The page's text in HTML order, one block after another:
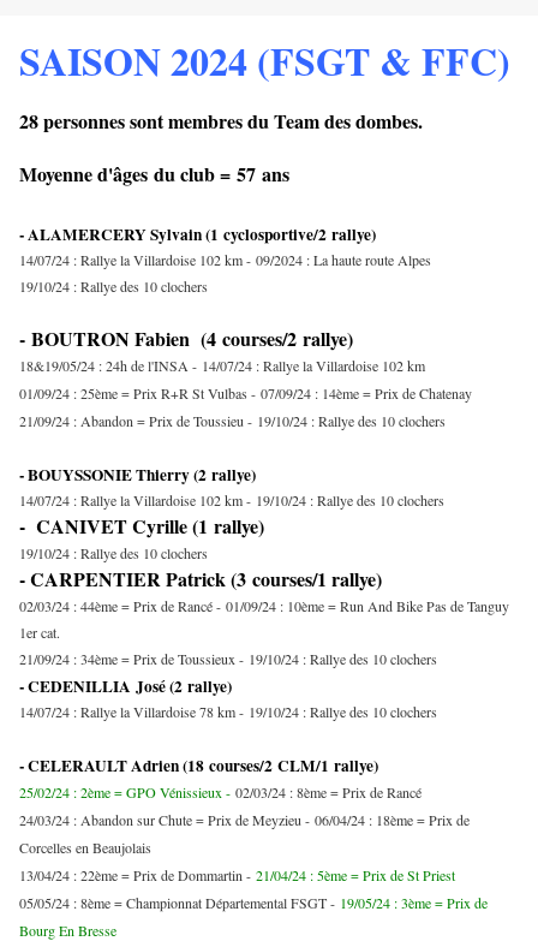
SAISON 2024 (FSGT & FFC)
28 personnes sont membres du Team des dombes.
Moyenne d'âges du club = 57 ans
- ALAMERCERY Sylvain (1 cyclosportive/2 rallye)
14/07/24 : Rallye la Villardoise 102 km - 09/2024 : La haute route Alpes
19/10/24 : Rallye des 10 clochers
- BOUTRON Fabien (4 courses/2 rallye)
18&19/05/24 : 24h de l'INSA - 14/07/24 : Rallye la Villardoise 102 km
01/09/24 : 25ème = Prix R+R St Vulbas - 07/09/24 : 14ème = Prix de Chatenay
21/09/24 : Abandon = Prix de Toussieu - 19/10/24 : Rallye des 10 clochers
- BOUYSSONIE Thierry (2 rallye)
14/07/24 : Rallye la Villardoise 102 km - 19/10/24 : Rallye des 10 clochers
- CANIVET Cyrille (1 rallye)
19/10/24 : Rallye des 10 clochers
- CARPENTIER Patrick (3 courses/1 rallye)
02/03/24 : 44ème = Prix de Rancé - 01/09/24 : 10ème = Run And Bike Pas de Tanguy
1er cat.
21/09/24 : 34ème = Prix de Toussieux - 19/10/24 : Rallye des 10 clochers
- CEDENILLIA José (2 rallye)
14/07/24 : Rallye la Villardoise 78 km - 19/10/24 : Rallye des 10 clochers
- CELERAULT Adrien (18 courses/2 CLM/1 rallye)
25/02/24 : 2ème = GPO Vénissieux - 02/03/24 : 8ème = Prix de Rancé
24/03/24 : Abandon sur Chute = Prix de Meyzieu - 06/04/24 : 18ème = Prix de
Corcelles en Beaujolais
13/04/24 : 22ème = Prix de Dommartin - 21/04/24 : 5ème = Prix de St Priest
05/05/24 : 8ème = Championnat Départemental FSGT - 19/05/24 : 3ème = Prix de
Bourg En Bresse